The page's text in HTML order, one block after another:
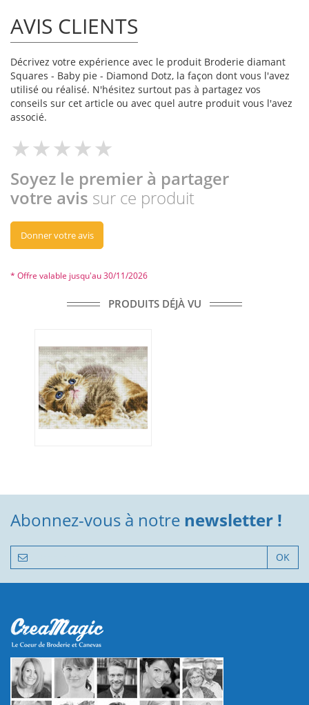
AVIS CLIENTS
Décrivez votre expérience avec le produit Broderie diamant
Squares - Baby pie - Diamond Dotz, la façon dont vous l'avez
utilisé ou réalisé. N'hésitez surtout pas à partagez vos
conseils sur cet article ou avec quel autre produit vous l'avez
associé.
Soyez le premier à partager
votre avis sur ce produit
Donner votre avis
* Offre valable jusqu'au 30/11/2026
PRODUITS DÉJÀ VU
Abonnez-vous à notre newsletter !
OK